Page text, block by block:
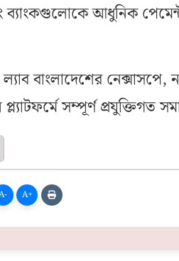
ব্যাংকগুলোকে আধুনিক
বাংলাদেশের
সম্পূর্ণ প্রযুক্তিগত
A+